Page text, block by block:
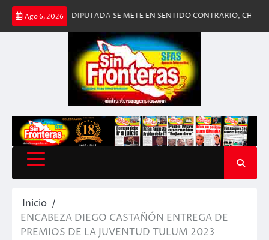
Saltar
contenido
Ago 6, 2026
DIPUTADA SE METE EN SENTIDO CONTRARIO, CHOCA CONTRA
Inicio
ENCABEZA DIEGO CASTAÑÓN ENTREGA DE
PREMIOS DE LA JUVENTUD TULUM 2023